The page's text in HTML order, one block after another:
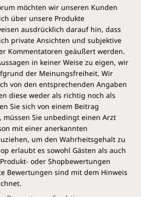
Knauss
zunächst Musik und gab
Konzerte als Solist und
Er ist Mitbegründer
künstlerischer Leiter des
Hohenloher Kultursommer.
der Suche nach neuen
auf den bekannten Heiler Tom
Er wurde am Arthur
in Medialität und
Seine Lehrer waren u.a.
Duffy und Gordon
Ausbildung am Institut für
logie (IAK) in Freiburg zumThree
möchten wir unseren Kunden
über unsere Produkte
ausdrücklich darauf hin, dass
private Ansichten und subjektive
Kommentatoren geäußert werden.
in keiner Weise zu eigen, wir
der Meinungsfreiheit. Wir
von den entsprechenden Angaben
diese weder als richtig noch als
Sie sich von einem Beitrag
Sie unbedingt einen Arzt
mit einer anerkannten
um den Wahrheitsgehalt zu
erlaubt es sowohl Gästen als auch
oder Shopbewertungen
Bewertungen sind mit dem Hinweis